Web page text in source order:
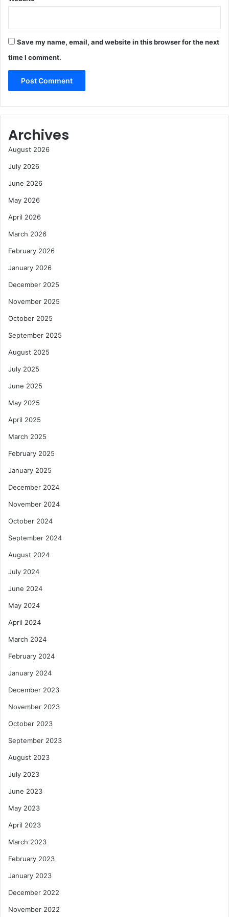
Save my name, email, and website in this browser for the next
time I comment.
Archives
August 2026
July 2026
June 2026
May 2026
April 2026
March 2026
February 2026
January 2026
December 2025
November 2025
October 2025
September 2025
August 2025
July 2025
June 2025
May 2025
April 2025
March 2025
February 2025
January 2025
December 2024
November 2024
October 2024
September 2024
August 2024
July 2024
June 2024
May 2024
April 2024
March 2024
February 2024
January 2024
December 2023
November 2023
October 2023
September 2023
August 2023
July 2023
June 2023
May 2023
April 2023
March 2023
February 2023
January 2023
December 2022
November 2022